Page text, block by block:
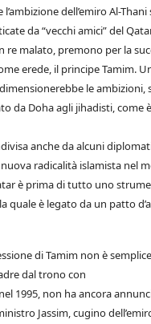
dell’emiro Al-
da “vecchi amici” del
re malato, premono per la
erede, il principe Tamim.
le
da Doha agli jihadisti, come
anche da alcuni
radicalità islamista nel
è prima di tutto uno
quale è legato da un patto
di Tamim non è
dal trono con
1995, non ha ancora
Jassim, cugino